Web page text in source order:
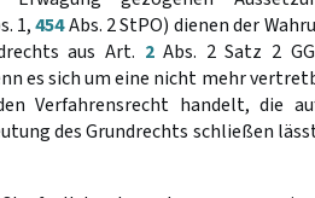
1,454Abs. 2 StPO) dienen der
aus Art. 2Abs. 2 Satz 2
es sich um eine nicht mehr
Verfahrensrecht handelt, die
des Grundrechts schließen